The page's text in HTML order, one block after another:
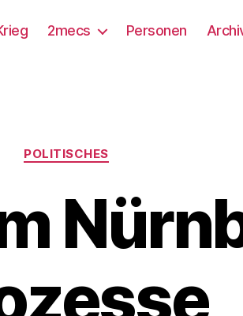
2mecs Personen
Kategorien
POLITISCHES